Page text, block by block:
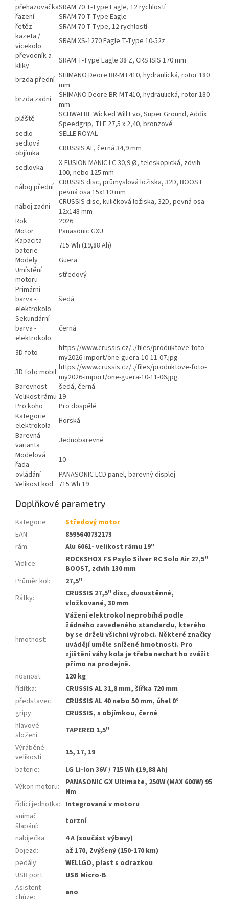
přehazovačkaSRAM 70 T-Type Eagle, 12 rychlostí
řazení
SRAM 70 T-Type Eagle
řetěz
SRAM 70 T-Type, 12 rychlostí
kazeta /
vícekolo
SRAM XS-1270 Eagle T-Type 10-52z
převodník a
kliky
SRAM T-Type Eagle 38 Z, CRS ISIS 170 mm
brzda přední SHIMANO Deore BR-MT410, hydraulická, rotor 180
mm
brzda zadní
SHIMANO Deore BR-MT410, hydraulická, rotor 180
mm
pláště
SCHWALBE Wicked Will Evo, Super Ground, Addix
Speedgrip, TLE 27,5 x 2,40, bronzové
sedlo
SELLE ROYAL
sedlová
objímka
CRUSSIS AL, černá 34,9 mm
sedlovka
X-FUSION MANIC LC 30,9 Ø, teleskopická, zdvih
100, nebo 125 mm
náboj přední CRUSSIS disc, průmyslová ložiska, 32D, BOOST
pevná osa 15x110 mm
náboj zadní
CRUSSIS disc, kuličková ložiska, 32D, pevná osa
12x148 mm
Rok
2026
Motor
Panasonic GXU
Kapacita
baterie
715 Wh (19,88 Ah)
Modely
Guera
Umístění
motoru
středový
Primární
barva -
elektrokolo
šedá
Sekundární
barva -
elektrokolo
černá
3D foto
https://www.crussis.cz/../files/produktove-foto-
my2026-import/one-guera-10-11-07.jpg
3D foto mobil https://www.crussis.cz/../files/produktove-foto-
my2026-import/one-guera-10-11-06.jpg
Barevnost
šedá, černá
Velikost rámu 19
Pro koho
Pro dospělé
Kategorie
elektrokola
Horská
Barevná
varianta
Jednobarevné
Modelová
řada
10
ovládání
PANASONIC LCD panel, barevný displej
Velikost kod
715 Wh 19
Doplňkové parametry
Kategorie:
Středový motor
EAN:
8595640732173
rám:
Alu 6061- velikost rámu 19"
Vidlice:
ROCKSHOX FS Psylo Silver RC Solo Air 27,5"
BOOST, zdvih 130 mm
Průměr kol:
27,5"
Ráfky:
CRUSSIS 27,5" disc, dvoustěnné,
vložkované, 30 mm
hmotnost:
Vážení elektrokol neprobíhá podle
žádného zavedeného standardu, kterého
by se drželi všichni výrobci. Některé značky
uvádějí uměle snížené hmotnosti. Pro
zjištění váhy kola je třeba nechat ho zvážit
přímo na prodejně.
nosnost:
120 kg
řídítka:
CRUSSIS AL 31,8 mm, šířka 720 mm
představec:
CRUSSIS AL 40 nebo 50 mm, úhel 0°
gripy:
CRUSSIS, s objímkou, černé
hlavové
složení:
TAPERED 1,5"
Výráběné
velikosti:
15, 17, 19
baterie:
LG Li-Ion 36V / 715 Wh (19,88 Ah)
Výkon motoru:
PANASONIC GX Ultimate, 250W (MAX 600W) 95
Nm
řídící jednotka: Integrovaná v motoru
snímač
šlapání:
torzní
nabíječka:
4 A (součást výbavy)
Dojezd:
až 170, Zvýšený (150-170 km)
pedály:
WELLGO, plast s odrazkou
USB port:
USB Micro-B
Asistent
chůze:
ano